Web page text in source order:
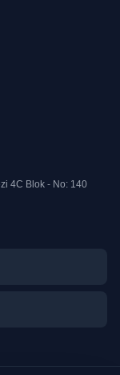
4C Blok - No: 140